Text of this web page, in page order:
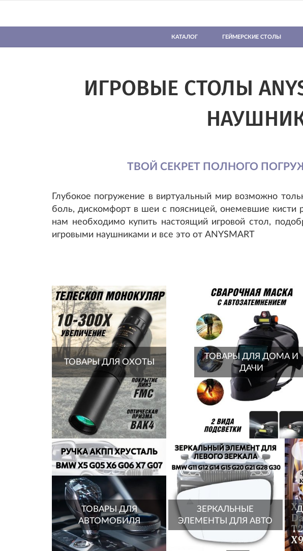
КАТАЛОГ ГЕЙМЕРСКИЕ СТОЛЫ
ИГРОВЫЕ СТОЛЫ
ТВОЙ СЕКРЕТ ПОЛНОГО
Глубокое погружение в виртуальный мир возможно
боль, дискомфорт в шеи с поясницей, онемевшие кисти
нам необходимо купить настоящий игровой стол,
игровыми наушниками и все это от ANYSMART
ТОВАРЫ ДЛЯ ОХОТЫ
ТОВАРЫ ДЛЯ ДОМА И
ДАЧИ
ТОВАРЫ ДЛЯ
АВТОМОБИЛЯ
ЗЕРКАЛЬНЫЕ
ЭЛЕМЕНТЫ ДЛЯ АВТО